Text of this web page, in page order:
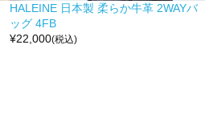
HALEINE 日本製 柔らか牛革 2WAYバ
ッグ 4FB
¥22,000(税込)